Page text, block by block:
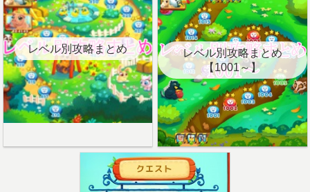
レベル別攻略まとめ
レベル別攻略まとめ
【1001～】